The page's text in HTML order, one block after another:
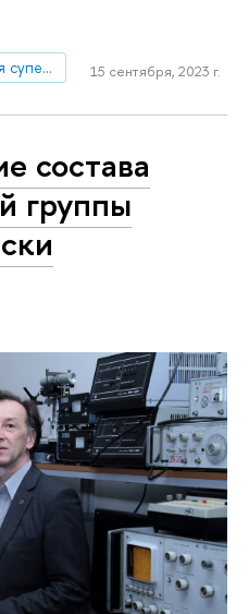
Международная лаборатория суперкомпьютерного атомистического моделирования и многомасштабного анализа
15 сентября, 2023 г.
состава
группы